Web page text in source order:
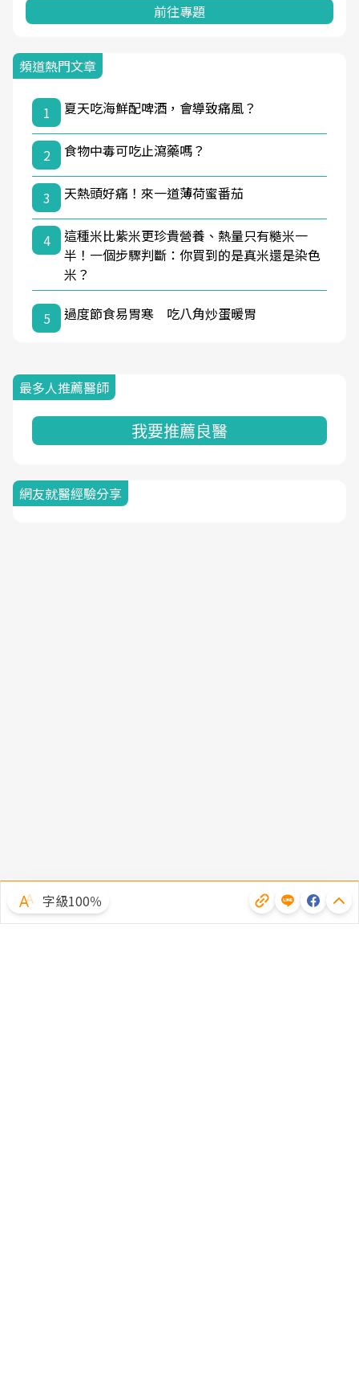
前往專題
頻道熱門文章
1 夏天吃海鮮配啤酒，會導致痛風？
2 食物中毒可吃止瀉藥嗎？
3 天熱頭好痛！來一道薄荷蜜番茄
4
這種米比紫米更珍貴營養、熱量只有糙米一
半！一個步驟判斷：你買到的是真米還是染色
米？
5 過度節食易胃寒 吃八角炒蛋暖胃
最多人推薦醫師
我要推薦良醫
網友就醫經驗分享
字級100％